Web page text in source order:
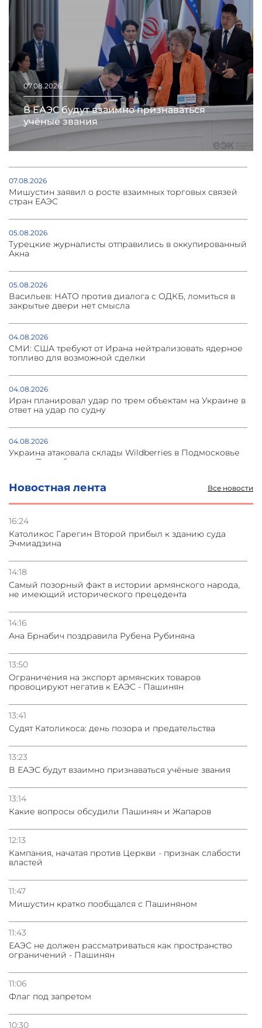
Новостная лента Все новости
16:24
Католикос Гарегин Второй прибыл к зданию суда
Эчмиадзина
14:18
Самый позорный факт в истории армянского народа,
не имеющий исторического прецедента
14:16
Ана Брнабич поздравила Рубена Рубиняна
13:50
Oграничения на экспорт армянских товаров
провоцируют негатив к ЕАЭС - Пашинян
13:41
Судят Католикоса: день позора и предательства
13:23
В ЕАЭС будут взаимно признаваться учёные звания
13:14
Какие вопросы обсудили Пашинян и Жапаров
12:13
Кампания, начатая против Церкви - признак слабости
властей
11:47
Мишустин кратко пообщался с Пашиняном
11:43
ЕАЭС не должен рассматриваться как пространство
ограничений - Пашинян
11:06
Флаг под запретом
10:30
07.08.2026
В ЕАЭС будут взаимно признаваться
учёные звания
07.08.2026
Мишустин заявил о росте взаимных торговых связей
стран ЕАЭС
05.08.2026
Турецкие журналисты отправились в оккупированный
Акна
05.08.2026
Васильев: НАТО против диалога с ОДКБ, ломиться в
закрытые двери нет смысла
04.08.2026
СМИ: США требуют от Ирана нейтрализовать ядерное
топливо для возможной сделки
04.08.2026
Иран планировал удар по трем объектам на Украине в
ответ на удар по судну
04.08.2026
Украина атаковала склады Wildberries в Подмосковье
и под Петербургом
03.08.2026
Стратегия безопасности ОДКБ допускает применение
03.08.2026
31.07.2026
погрануправления СНБ Армении в Тбилиси